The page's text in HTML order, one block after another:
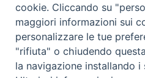
cookie. Cliccando su
maggiori informazioni sui
personalizzare le tue
"rifiuta" o chiudendo
la navigazione installando